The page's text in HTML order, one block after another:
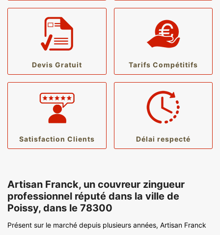
Devis Gratuit Tarifs Compétitifs
Satisfaction Clients Délai respecté
Artisan Franck, un couvreur zingueur
professionnel réputé dans la ville de
Poissy, dans le 78300
Présent sur le marché depuis plusieurs années, Artisan Franck